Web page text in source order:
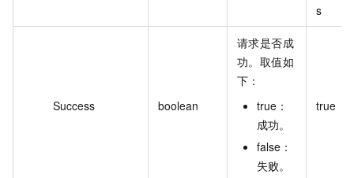
s
Success boolean
请求是否成
功。取值如
下：
true：
成功。
false：
失败。
true